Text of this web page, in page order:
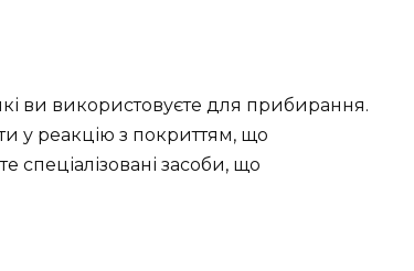
ви використовуєте для прибирання.
у реакцію з покриттям, що
спеціалізовані засоби, що